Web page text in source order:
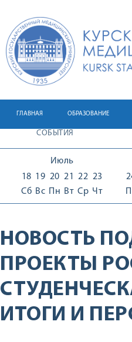
ГЛАВНАЯ ОБРАЗОВАНИЕ
СОБЫТИЯ
Июль
18
Сб
19
Вс
20
Пн
21
Вт
22
Ср
23
Чт
НОВОСТЬ
ПРОЕКТЫ
ИТОГИ И